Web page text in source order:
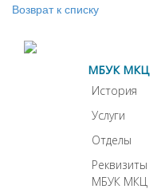
Возврат к списку
МБУК МКЦ
История
Услуги
Отделы
Реквизиты
МБУК МКЦ